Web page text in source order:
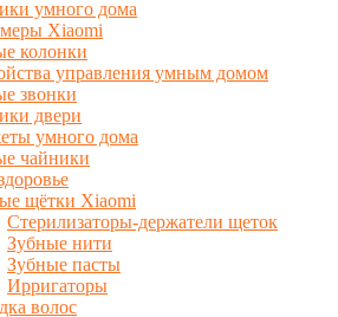
умного дома
Xiaomi
колонки
управления умным домом
звонки
двери
умного дома
чайники
щётки Xiaomi
Стерилизаторы-держатели щеток
Зубные нити
Зубные пасты
Ирригаторы
волос